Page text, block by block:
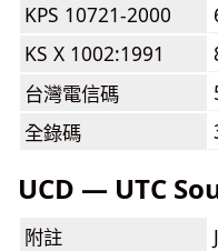
KPS 10721-2000
KS X 1002:1991
台灣電信碼
全錄碼
UCD — UTC
附註